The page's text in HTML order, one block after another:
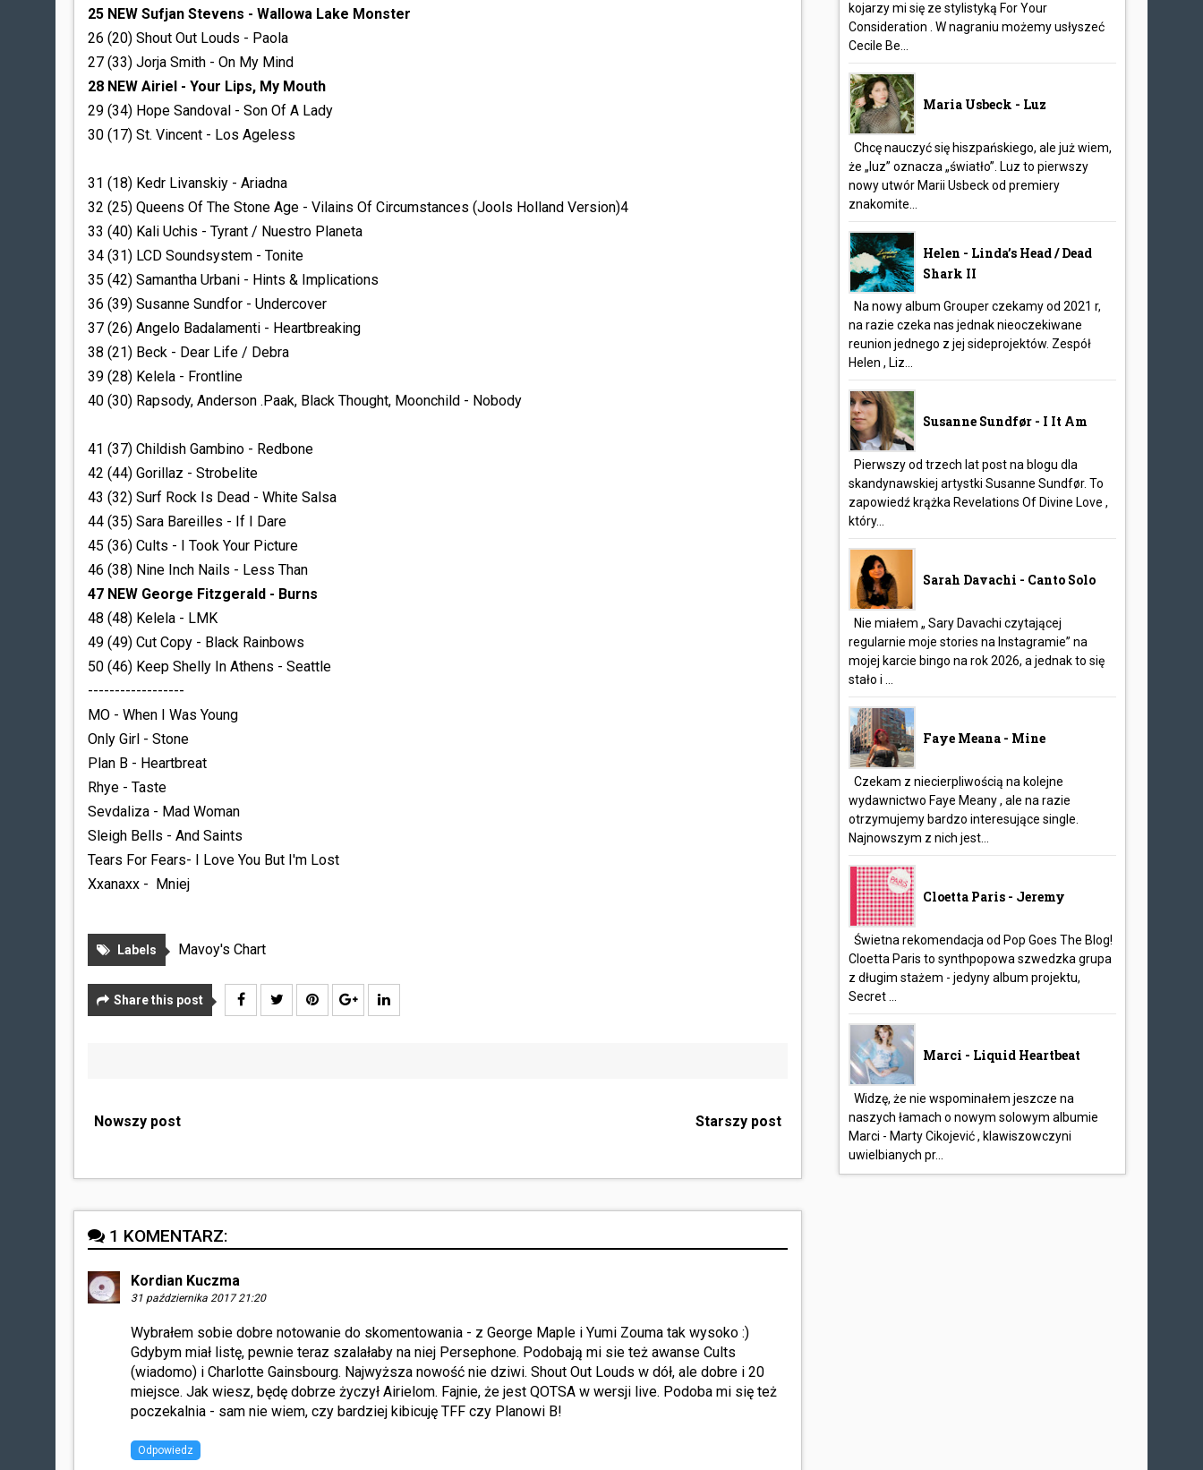
25 NEW Sufjan Stevens - Wallowa Lake Monster
26 (20) Shout Out Louds - Paola
27 (33) Jorja Smith - On My Mind
28 NEW Airiel - Your Lips, My Mouth
29 (34) Hope Sandoval - Son Of A Lady
30 (17) St. Vincent - Los Ageless
31 (18) Kedr Livanskiy - Ariadna
32 (25) Queens Of The Stone Age - Vilains Of Circumstances (Jools Holland Version)4
33 (40) Kali Uchis - Tyrant / Nuestro Planeta
34 (31) LCD Soundsystem - Tonite
35 (42) Samantha Urbani - Hints & Implications
36 (39) Susanne Sundfor - Undercover
37 (26) Angelo Badalamenti - Heartbreaking
38 (21) Beck - Dear Life / Debra
39 (28) Kelela - Frontline
40 (30) Rapsody, Anderson .Paak, Black Thought, Moonchild - Nobody
41 (37) Childish Gambino - Redbone
42 (44) Gorillaz - Strobelite
43 (32) Surf Rock Is Dead - White Salsa
44 (35) Sara Bareilles - If I Dare
45 (36) Cults - I Took Your Picture
46 (38) Nine Inch Nails - Less Than
47 NEW George Fitzgerald - Burns
48 (48) Kelela - LMK
49 (49) Cut Copy - Black Rainbows
50 (46) Keep Shelly In Athens - Seattle
------------------
MO - When I Was Young
Only Girl - Stone
Plan B - Heartbreat
Rhye - Taste
Sevdaliza - Mad Woman
Sleigh Bells - And Saints
Tears For Fears- I Love You But I'm Lost
Xxanaxx - Mniej
Labels Mavoy's Chart
Share this post
Nowszy post Starszy post
1 KOMENTARZ:
Kordian Kuczma
31 października 2017 21:20
Wybrałem sobie dobre notowanie do skomentowania - z George Maple i Yumi Zouma tak wysoko :)
Gdybym miał listę, pewnie teraz szalałaby na niej Persephone. Podobają mi sie też awanse Cults
(wiadomo) i Charlotte Gainsbourg. Najwyższa nowość nie dziwi. Shout Out Louds w dół, ale dobre i 20
miejsce. Jak wiesz, będę dobrze życzył Airielom. Fajnie, że jest QOTSA w wersji live. Podoba mi się też
poczekalnia - sam nie wiem, czy bardziej kibicuję TFF czy Planowi B!
Odpowiedz
kojarzy mi się ze stylistyką For Your
Consideration . W nagraniu możemy usłyszeć
Cecile Be...
Maria Usbeck - Luz
Chcę nauczyć się hiszpańskiego, ale już wiem,
że „luz” oznacza „światło”. Luz to pierwszy
nowy utwór Marii Usbeck od premiery
znakomite...
Helen - Linda’s Head / Dead
Shark II
Na nowy album Grouper czekamy od 2021 r,
na razie czeka nas jednak nieoczekiwane
reunion jednego z jej sideprojektów. Zespół
Helen , Liz...
Susanne Sundfør - I It Am
Pierwszy od trzech lat post na blogu dla
skandynawskiej artystki Susanne Sundfør. To
zapowiedź krążka Revelations Of Divine Love ,
który...
Sarah Davachi - Canto Solo
Nie miałem „ Sary Davachi czytającej
regularnie moje stories na Instagramie” na
mojej karcie bingo na rok 2026, a jednak to się
stało i ...
Faye Meana - Mine
Czekam z niecierpliwością na kolejne
wydawnictwo Faye Meany , ale na razie
otrzymujemy bardzo interesujące single.
Najnowszym z nich jest...
Cloetta Paris - Jeremy
Świetna rekomendacja od Pop Goes The Blog!
Cloetta Paris to synthpopowa szwedzka grupa
z długim stażem - jedyny album projektu,
Secret ...
Marci - Liquid Heartbeat
Widzę, że nie wspominałem jeszcze na
naszych łamach o nowym solowym albumie
Marci - Marty Cikojević , klawiszowczyni
uwielbianych pr...